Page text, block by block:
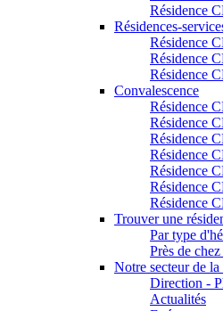
Résidence
Résidences-
Résidence
Résidence
Résidence
Convalescence
Résidence
Résidence
Résidence
Résidence
Résidence
Résidence
Résidence
Trouver une
Par type
Près de
Notre secteur de la
Direction -
Actualités